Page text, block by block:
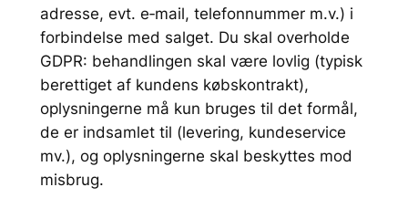
adresse, evt. e‑mail, telefonnummer m.v.) i
forbindelse med salget. Du skal overholde
GDPR: behandlingen skal være lovlig (typisk
berettiget af kundens købskontrakt),
oplysningerne må kun bruges til det formål,
de er indsamlet til (levering, kundeservice
mv.), og oplysningerne skal beskyttes mod
misbrug.